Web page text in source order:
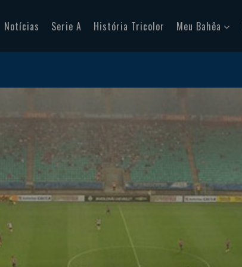
Notícias Serie A História Tricolor Meu Bahêa